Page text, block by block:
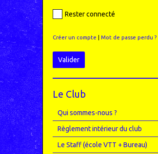
Rester connecté
Créer un compte Mot de passe perdu ?
Valider
Le Club
Qui sommes-nous ?
Règlement intérieur du club
Le Staff (école VTT + Bureau)